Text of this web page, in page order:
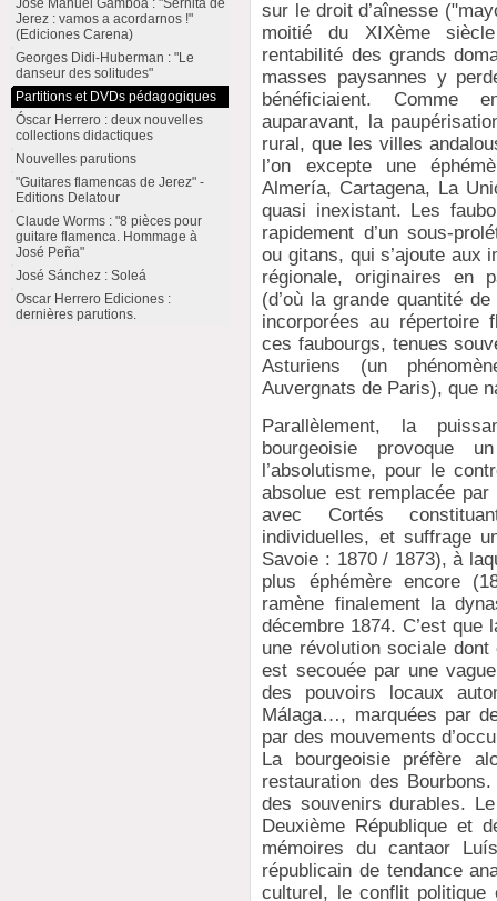
sur le droit d’aînesse
moitié du XIXème
rentabilité des grands
masses paysannes y
bénéficiaient. Comme
auparavant, la
rural, que les villes
l’on excepte une
Almería, Cartagena, La
quasi inexistant. Les
rapidement d’un sous-
ou gitans, qui s’ajoute aux
régionale, originaires en
(d’où la grande quantité
incorporées au répertoire
ces faubourgs, tenues
Asturiens (un
Auvergnats de Paris), que
Parallèlement, la
bourgeoisie provoque
l’absolutisme, pour le
absolue est remplacée
avec Cortés
individuelles, et suffrage
Savoie : 1870 / 1873), à
plus éphémère encore
ramène finalement la
décembre 1874. C’est
une révolution sociale
est secouée par une
des pouvoirs locaux
Málaga…, marquées par
par des mouvements
La bourgeoisie préfère
restauration des
des souvenirs durables.
Deuxième République et
mémoires du cantaor
républicain de tendance
culturel, le conflit politique
José Manuel Gamboa : "Sernita de
Jerez : vamos a acordarnos !"
(Ediciones Carena)
Georges Didi-Huberman : "Le
danseur des solitudes"
Partitions et DVDs pédagogiques
Óscar Herrero : deux nouvelles
collections didactiques
Nouvelles parutions
"Guitares flamencas de Jerez" -
Editions Delatour
Claude Worms : "8 pièces pour
guitare flamenca. Hommage à
José Peña"
José Sánchez : Soleá
Oscar Herrero Ediciones :
dernières parutions.